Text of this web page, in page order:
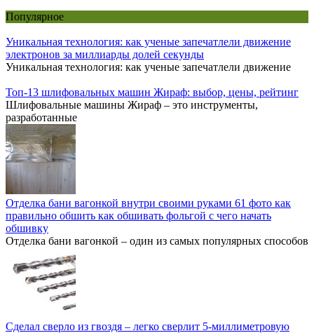
Популярное
Уникальная технология: как ученые запечатлели движение
электронов за миллиарды долей секунды
Уникальная технология: как ученые запечатлели движение
Топ-13 шлифовальных машин Жираф: выбор, цены, рейтинг
Шлифовальные машины Жираф – это инструменты,
разработанные
Отделка бани вагонкой внутри своими руками 61 фото как
правильно обшить как обшивать фольгой с чего начать
обшивку
Отделка бани вагонкой – один из самых популярных способов
Сделал сверло из гвоздя – легко сверлит 5-миллиметровую